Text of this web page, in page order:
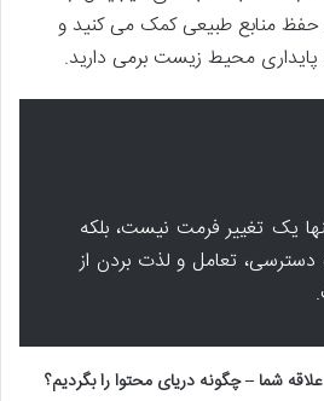
منابع طبیعی کمک می کنید و
محیط زیست برمی دارید.
یک تغییر فرمت نیست، بلکه
دسترسی، تعامل و لذت بردن از
شما – چگونه دریای محتوا را بگردیم؟